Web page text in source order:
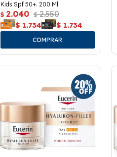
Kids Spf 50+. 200 Ml.
$ 2.040 $ 2.550
$ 1.734 $ 1.734